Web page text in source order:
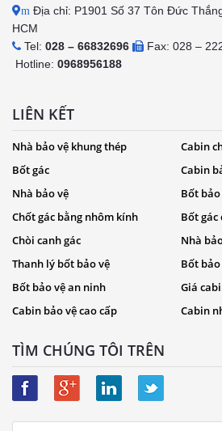
m Địa chỉ: P1901 Số 37 Tôn Đức
HCM
Tel: 028 – 66832696
Fax: 028 –
Hotline: 0968956188
LIÊN KẾT
Nhà bảo vệ khung thép
Cabin
Bốt gác
Cabin
Nhà bảo vệ
Bốt bảo
Chốt gác bằng nhôm kính
Bốt gác
Chòi canh gác
Nhà
Thanh lý bốt bảo vệ
Bốt
Bốt bảo vệ an ninh
Giá
Cabin bảo vệ cao cấp
Cabin
TÌM CHÚNG TÔI TRÊN